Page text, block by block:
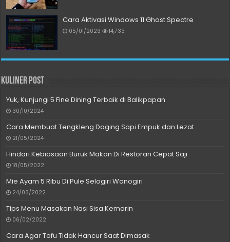
Cara Aktivasi Windows 11 Ghost Spectre
05/01/2023 14,733
Kuliner Post
Yuk, Kunjungi 5 Fine Dining Terbaik di Balikpapan
30/10/2024
Cara Membuat Tengkleng Daging Sapi Empuk dan Lezat
21/05/2024
Hindari Kebiasaan Buruk Makan Di Restoran Cepat Saji
18/05/2022
Mie Ayam 5 Ribu Di Pule Selogiri Wonogiri
24/03/2022
Tips Menu Masakan Nasi Sisa Kemarin
06/02/2022
Cara Agar Tofu Tidak Hancur Saat Dimasak